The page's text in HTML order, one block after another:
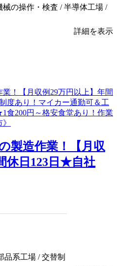
の操作・検査 / 半導体工場 /
詳細を表示
製造作業！【月収
休日123日★自社
品系工場 / 交替制